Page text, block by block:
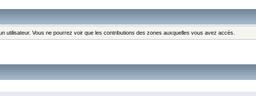
Vous ne pourrez voir que les contributions des zones auxquelles vous avez accès.